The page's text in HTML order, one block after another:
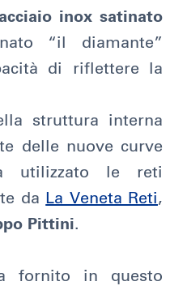
inox satinato
“il diamante”
di riflettere la
struttura interna
delle nuove curve
utilizzato le reti
da La Veneta Reti,
Pittini.
fornito in questo